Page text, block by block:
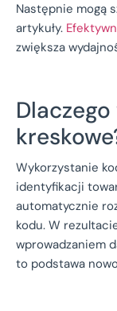
Następnie mogą
artykuły.
zwiększa
Wykorzystanie
identyfikacji
automatycznie
kodu. W
wprowadzaniem
to podstawa